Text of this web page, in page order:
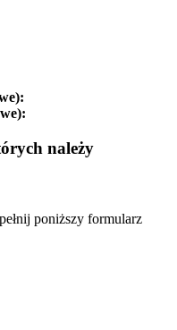
należy
poniższy formularz